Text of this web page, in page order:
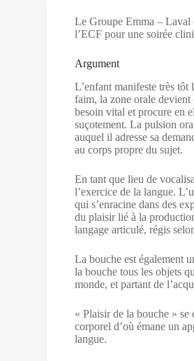
Le Groupe Emma –
l’ECF pour une soirée
Argument
L’enfant manifeste très
faim, la zone orale devient
besoin vital et procure en
suçotement. La pulsion
auquel il adresse sa
au corps propre du sujet.
En tant que lieu de
l’exercice de la langue.
qui s’enracine dans des
du plaisir lié à la
langage articulé, régis
La bouche est également
la bouche tous les objets
monde, et partant de
« Plaisir de la bouche »
corporel d’où émane un
langue.